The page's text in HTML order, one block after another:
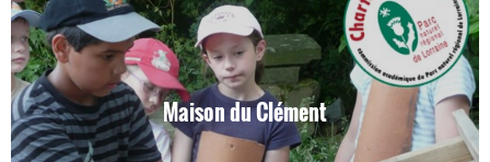
Maison du Clément